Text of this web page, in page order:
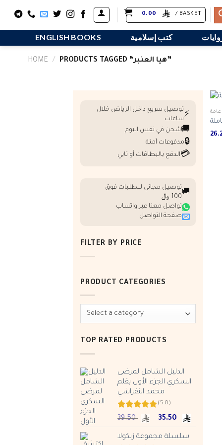
content
BASKET /
كتب إسلامية ENGLISH BOOKS
HOME / PRODUCTS TAGGED “هيا العنبر‎”
⚡
توصيل سريع داخل الرياض خلال
ساعات
🚚شحن في نفس اليوم
🔒مدفوعات آمنة
💳الدفع بالبطاقات أو تابي
🚚
توصيل مجاني للطلبات فوق
100 ﷼
تواصل معنا عبر واتساب
صفحة التواصل
FILTER BY PRICE
PRODUCT CATEGORIES
TOP RATED PRODUCTS
الدليل الشامل لمرضى
السكري الجزء الأول بقلم
محمد النقراشي
Rated
5.00
out of 5
(5.0)
39.50
Original
was:
سلسلة مجموعة زيكولا
عامة